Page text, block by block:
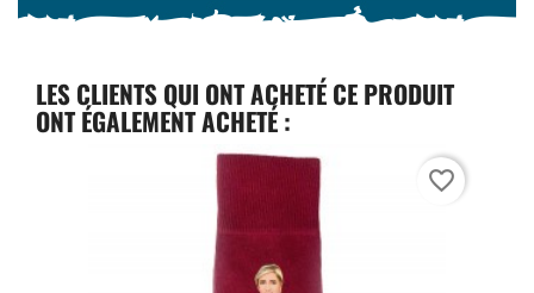
LES CLIENTS QUI ONT ACHETÉ CE PRODUIT
ONT ÉGALEMENT ACHETÉ :
favorite_border